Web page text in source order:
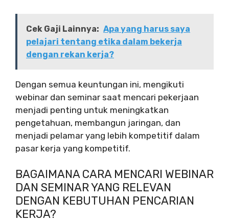
Cek Gaji Lainnya: Apa yang harus saya
pelajari tentang etika dalam bekerja
dengan rekan kerja?
Dengan semua keuntungan ini, mengikuti
webinar dan seminar saat mencari pekerjaan
menjadi penting untuk meningkatkan
pengetahuan, membangun jaringan, dan
menjadi pelamar yang lebih kompetitif dalam
pasar kerja yang kompetitif.
BAGAIMANA CARA MENCARI WEBINAR
DAN SEMINAR YANG RELEVAN
DENGAN KEBUTUHAN PENCARIAN
KERJA?